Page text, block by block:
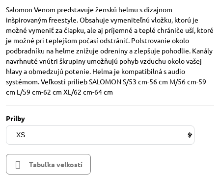
Salomon Venom predstavuje ženskú helmu s dizajnom
inšpirovaným freestyle. Obsahuje vymeniteľnú vložku, ktorú je
možné vymeniť za čiapku, ale aj príjemné a teplé chrániče uší, ktoré
je možné pri teplejšom počasí odstrániť. Polstrovanie okolo
podbradníku na helme znižuje odreniny a zlepšuje pohodlie. Kanály
navrhnuté vnútri škrupiny umožňujú pohyb vzduchu okolo vašej
hlavy a obmedzujú potenie. Helma je kompatibilná s audio
systémom. Veľkosti prilieb SALOMON S/53 cm-56 cm M/56 cm-59
cm L/59 cm-62 cm XL/62 cm-64 cm
Prilby
Tabuľka velkostí